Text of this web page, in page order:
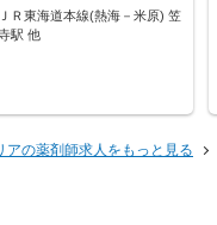
ＪＲ東海道本線(熱海－米原) 笠
駅 他
アの薬剤師求人をもっと見る